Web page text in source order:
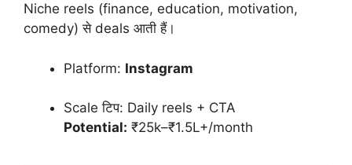
Niche reels (finance, education, motivation,
comedy) से deals आती हैं।
Platform: Instagram
Scale टिप: Daily reels + CTA
Potential: ₹25k–₹1.5L+/month